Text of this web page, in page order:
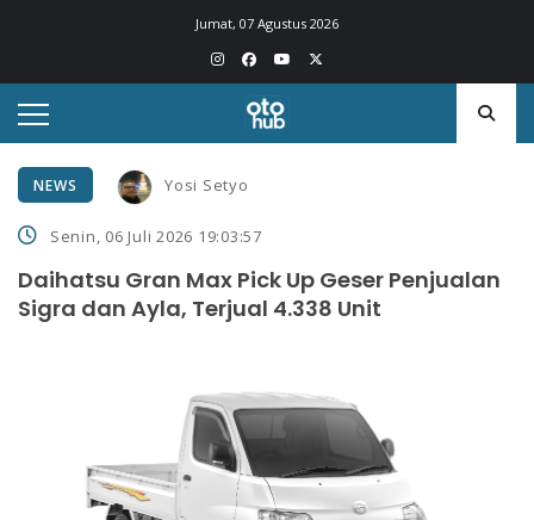
Jumat, 07 Agustus 2026
NEWS Yosi Setyo
Senin, 06 Juli 2026 19:03:57
Daihatsu Gran Max Pick Up Geser Penjualan
Sigra dan Ayla, Terjual 4.338 Unit